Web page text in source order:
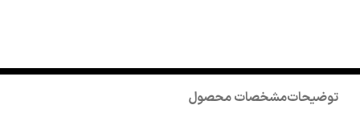
توضیحاتمشخصات محصول